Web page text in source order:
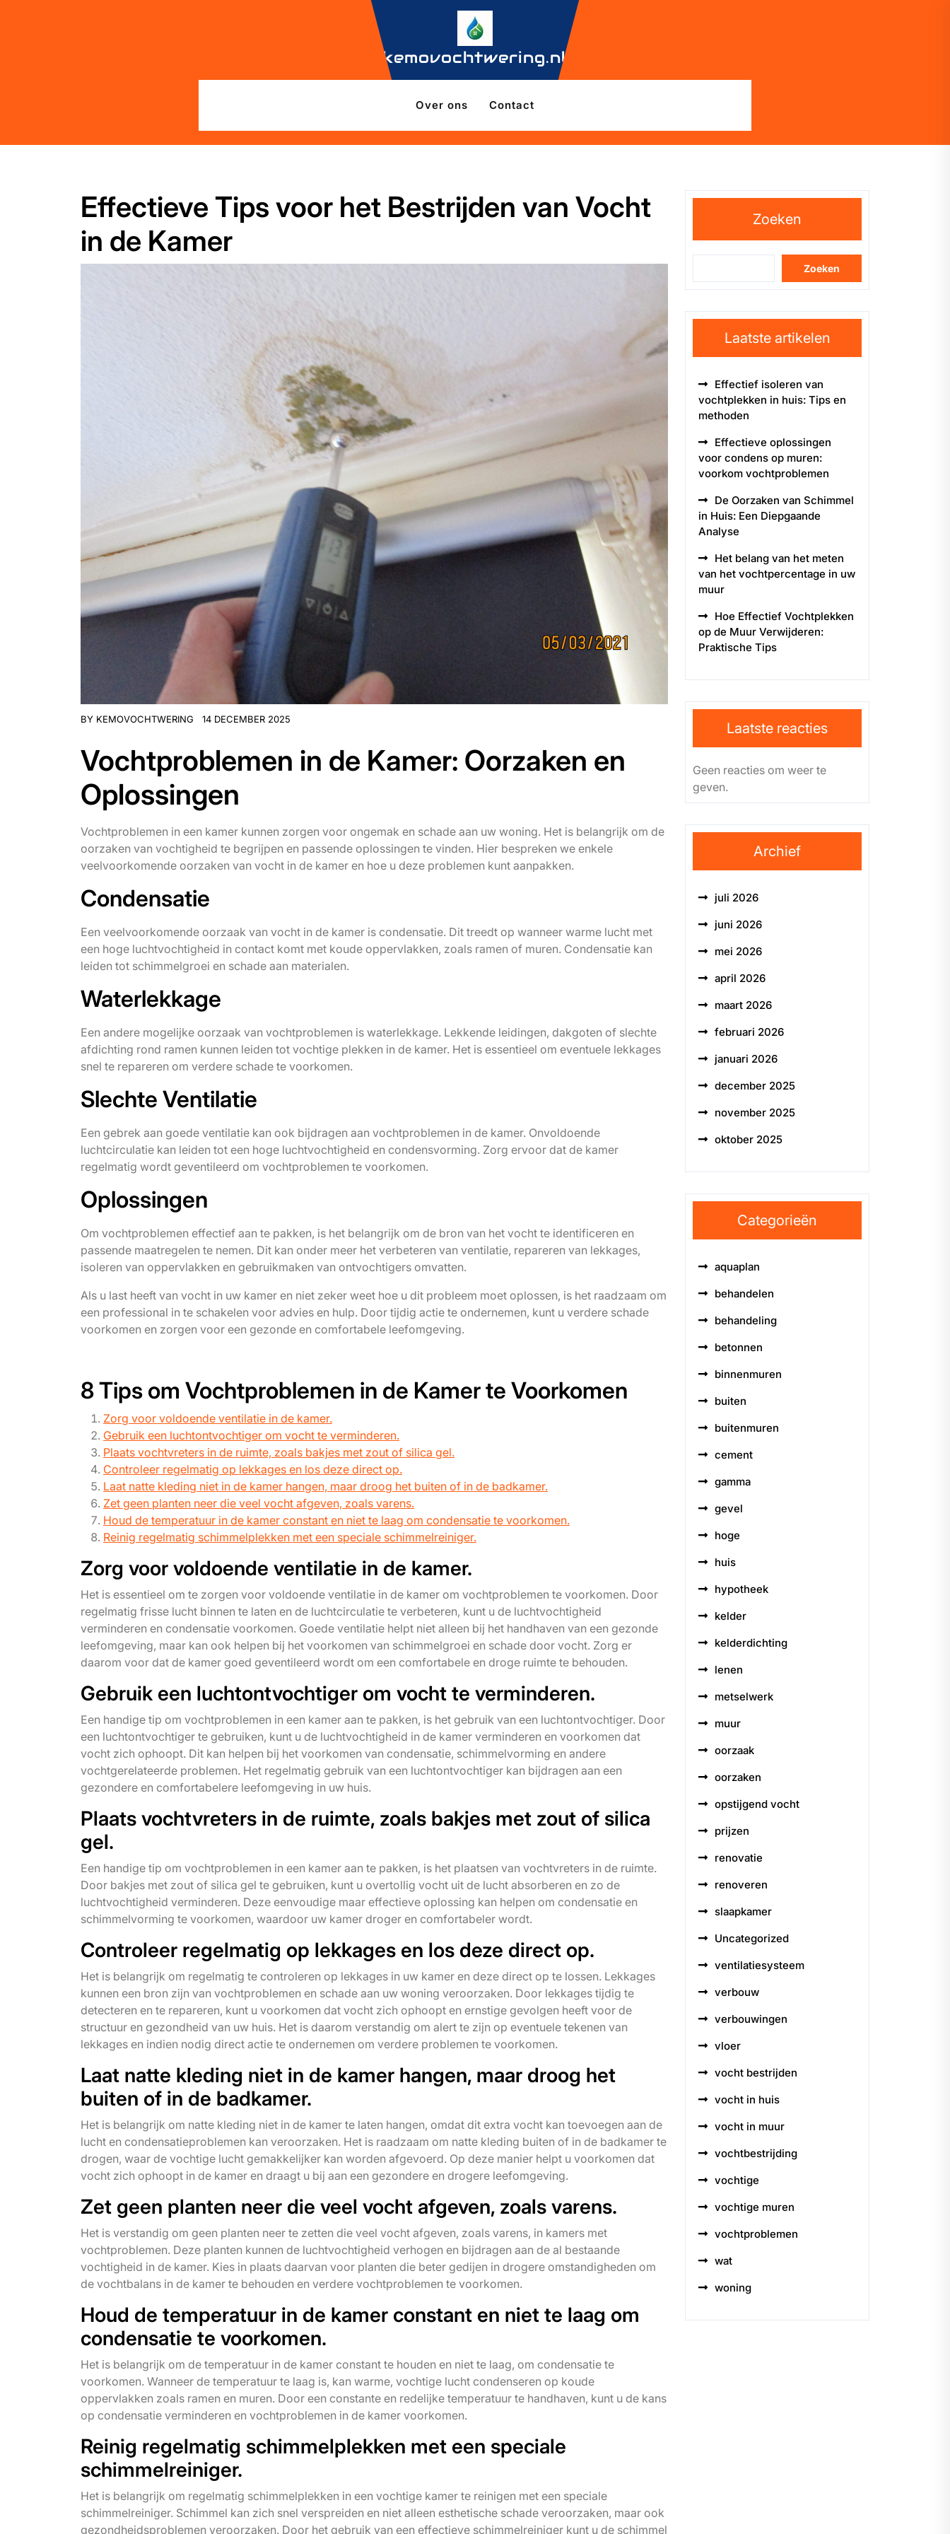
kemovochtwering.nl
Over ons Contact
Effectieve Tips voor het Bestrijden van Vocht
in de Kamer
BY KEMOVOCHTWERING 14 DECEMBER 2025
Vochtproblemen in de Kamer: Oorzaken en
Oplossingen
Vochtproblemen in een kamer kunnen zorgen voor ongemak en schade aan uw woning. Het is belangrijk om de
oorzaken van vochtigheid te begrijpen en passende oplossingen te vinden. Hier bespreken we enkele
veelvoorkomende oorzaken van vocht in de kamer en hoe u deze problemen kunt aanpakken.
Condensatie
Een veelvoorkomende oorzaak van vocht in de kamer is condensatie. Dit treedt op wanneer warme lucht met
een hoge luchtvochtigheid in contact komt met koude oppervlakken, zoals ramen of muren. Condensatie kan
leiden tot schimmelgroei en schade aan materialen.
Waterlekkage
Een andere mogelijke oorzaak van vochtproblemen is waterlekkage. Lekkende leidingen, dakgoten of slechte
afdichting rond ramen kunnen leiden tot vochtige plekken in de kamer. Het is essentieel om eventuele lekkages
snel te repareren om verdere schade te voorkomen.
Slechte Ventilatie
Een gebrek aan goede ventilatie kan ook bijdragen aan vochtproblemen in de kamer. Onvoldoende
luchtcirculatie kan leiden tot een hoge luchtvochtigheid en condensvorming. Zorg ervoor dat de kamer
regelmatig wordt geventileerd om vochtproblemen te voorkomen.
Oplossingen
Om vochtproblemen effectief aan te pakken, is het belangrijk om de bron van het vocht te identificeren en
passende maatregelen te nemen. Dit kan onder meer het verbeteren van ventilatie, repareren van lekkages,
isoleren van oppervlakken en gebruikmaken van ontvochtigers omvatten.
Als u last heeft van vocht in uw kamer en niet zeker weet hoe u dit probleem moet oplossen, is het raadzaam om
een professional in te schakelen voor advies en hulp. Door tijdig actie te ondernemen, kunt u verdere schade
voorkomen en zorgen voor een gezonde en comfortabele leefomgeving.
8 Tips om Vochtproblemen in de Kamer te Voorkomen
Zorg voor voldoende ventilatie in de kamer.
Gebruik een luchtontvochtiger om vocht te verminderen.
Plaats vochtvreters in de ruimte, zoals bakjes met zout of silica gel.
Controleer regelmatig op lekkages en los deze direct op.
Laat natte kleding niet in de kamer hangen, maar droog het buiten of in de badkamer.
Zet geen planten neer die veel vocht afgeven, zoals varens.
Houd de temperatuur in de kamer constant en niet te laag om condensatie te voorkomen.
Reinig regelmatig schimmelplekken met een speciale schimmelreiniger.
Zorg voor voldoende ventilatie in de kamer.
Het is essentieel om te zorgen voor voldoende ventilatie in de kamer om vochtproblemen te voorkomen. Door
regelmatig frisse lucht binnen te laten en de luchtcirculatie te verbeteren, kunt u de luchtvochtigheid
verminderen en condensatie voorkomen. Goede ventilatie helpt niet alleen bij het handhaven van een gezonde
leefomgeving, maar kan ook helpen bij het voorkomen van schimmelgroei en schade door vocht. Zorg er
daarom voor dat de kamer goed geventileerd wordt om een comfortabele en droge ruimte te behouden.
Gebruik een luchtontvochtiger om vocht te verminderen.
Een handige tip om vochtproblemen in een kamer aan te pakken, is het gebruik van een luchtontvochtiger. Door
een luchtontvochtiger te gebruiken, kunt u de luchtvochtigheid in de kamer verminderen en voorkomen dat
vocht zich ophoopt. Dit kan helpen bij het voorkomen van condensatie, schimmelvorming en andere
vochtgerelateerde problemen. Het regelmatig gebruik van een luchtontvochtiger kan bijdragen aan een
gezondere en comfortabelere leefomgeving in uw huis.
Plaats vochtvreters in de ruimte, zoals bakjes met zout of silica
gel.
Een handige tip om vochtproblemen in een kamer aan te pakken, is het plaatsen van vochtvreters in de ruimte.
Door bakjes met zout of silica gel te gebruiken, kunt u overtollig vocht uit de lucht absorberen en zo de
luchtvochtigheid verminderen. Deze eenvoudige maar effectieve oplossing kan helpen om condensatie en
schimmelvorming te voorkomen, waardoor uw kamer droger en comfortabeler wordt.
Controleer regelmatig op lekkages en los deze direct op.
Het is belangrijk om regelmatig te controleren op lekkages in uw kamer en deze direct op te lossen. Lekkages
kunnen een bron zijn van vochtproblemen en schade aan uw woning veroorzaken. Door lekkages tijdig te
detecteren en te repareren, kunt u voorkomen dat vocht zich ophoopt en ernstige gevolgen heeft voor de
structuur en gezondheid van uw huis. Het is daarom verstandig om alert te zijn op eventuele tekenen van
lekkages en indien nodig direct actie te ondernemen om verdere problemen te voorkomen.
Laat natte kleding niet in de kamer hangen, maar droog het
buiten of in de badkamer.
Het is belangrijk om natte kleding niet in de kamer te laten hangen, omdat dit extra vocht kan toevoegen aan de
lucht en condensatieproblemen kan veroorzaken. Het is raadzaam om natte kleding buiten of in de badkamer te
drogen, waar de vochtige lucht gemakkelijker kan worden afgevoerd. Op deze manier helpt u voorkomen dat
vocht zich ophoopt in de kamer en draagt u bij aan een gezondere en drogere leefomgeving.
Zet geen planten neer die veel vocht afgeven, zoals varens.
Het is verstandig om geen planten neer te zetten die veel vocht afgeven, zoals varens, in kamers met
vochtproblemen. Deze planten kunnen de luchtvochtigheid verhogen en bijdragen aan de al bestaande
vochtigheid in de kamer. Kies in plaats daarvan voor planten die beter gedijen in drogere omstandigheden om
de vochtbalans in de kamer te behouden en verdere vochtproblemen te voorkomen.
Houd de temperatuur in de kamer constant en niet te laag om
condensatie te voorkomen.
Het is belangrijk om de temperatuur in de kamer constant te houden en niet te laag, om condensatie te
voorkomen. Wanneer de temperatuur te laag is, kan warme, vochtige lucht condenseren op koude
oppervlakken zoals ramen en muren. Door een constante en redelijke temperatuur te handhaven, kunt u de kans
op condensatie verminderen en vochtproblemen in de kamer voorkomen.
Reinig regelmatig schimmelplekken met een speciale
schimmelreiniger.
Het is belangrijk om regelmatig schimmelplekken in een vochtige kamer te reinigen met een speciale
schimmelreiniger. Schimmel kan zich snel verspreiden en niet alleen esthetische schade veroorzaken, maar ook
gezondheidsproblemen veroorzaken. Door het gebruik van een effectieve schimmelreiniger kunt u de schimmel
Zoeken
Zoeken
Laatste artikelen
Effectief isoleren van
vochtplekken in huis: Tips en
methoden
Effectieve oplossingen
voor condens op muren:
voorkom vochtproblemen
De Oorzaken van Schimmel
in Huis: Een Diepgaande
Analyse
Het belang van het meten
van het vochtpercentage in uw
muur
Hoe Effectief Vochtplekken
op de Muur Verwijderen:
Praktische Tips
Laatste reacties
Geen reacties om weer te
geven.
Archief
juli 2026
juni 2026
mei 2026
april 2026
maart 2026
februari 2026
januari 2026
december 2025
november 2025
oktober 2025
Categorieën
aquaplan
behandelen
behandeling
betonnen
binnenmuren
buiten
buitenmuren
cement
gamma
gevel
hoge
huis
hypotheek
kelder
kelderdichting
lenen
metselwerk
muur
oorzaak
oorzaken
opstijgend vocht
prijzen
renovatie
renoveren
slaapkamer
Uncategorized
ventilatiesysteem
verbouw
verbouwingen
vloer
vocht bestrijden
vocht in huis
vocht in muur
vochtbestrijding
vochtige
vochtige muren
vochtproblemen
wat
woning